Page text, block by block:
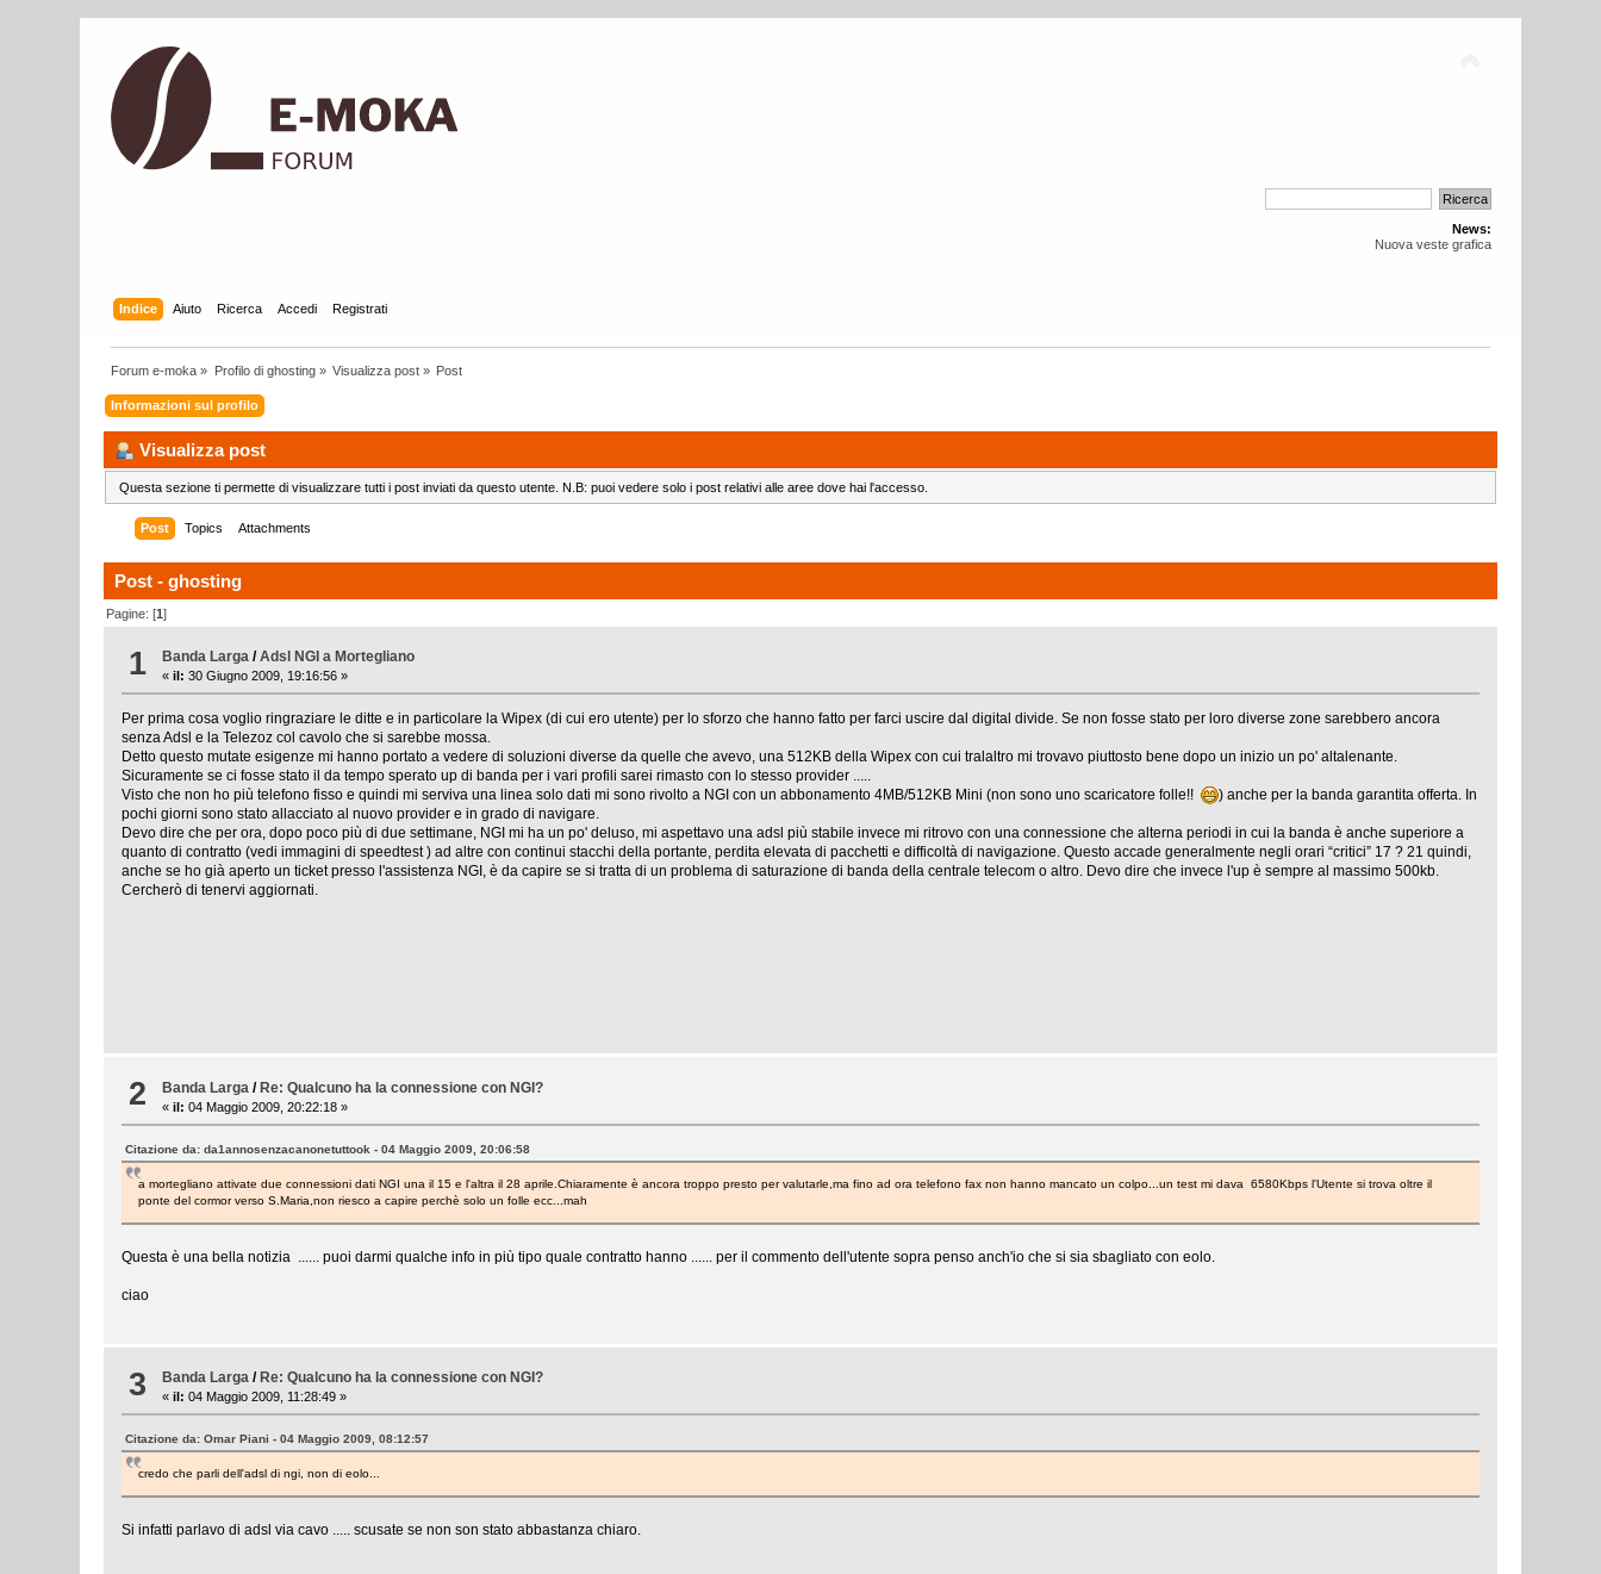
News:
Nuova veste grafica
Indice Aiuto Ricerca Accedi Registrati
Forum e-moka » Profilo di ghosting» Visualizza post » Post
Informazioni sul profilo
Visualizza post
Questa sezione ti permette di visualizzare tutti i post inviati da questo utente. N.B: puoi vedere solo i post relativi alle aree dove hai l'accesso.
Post Topics Attachments
Post - ghosting
Pagine: [1]
1 Banda Larga /Adsl NGI a Mortegliano
«il: 30 Giugno 2009, 19:16:56 »
Per prima cosa voglio ringraziare le ditte e in particolare la Wipex (di cui ero utente) per lo sforzo che hanno fatto per farci uscire dal digital divide. Se non fosse stato per loro diverse zone sarebbero ancora
senza Adsl e la Telezoz col cavolo che si sarebbe mossa.
Detto questo mutate esigenze mi hanno portato a vedere di soluzioni diverse da quelle che avevo, una 512KB della Wipex con cui tralaltro mi trovavo piuttosto bene dopo un inizio un po' altalenante.
Sicuramente se ci fosse stato il da tempo sperato up di banda per i vari profili sarei rimasto con lo stesso provider .....
Visto che non ho più telefono fisso e quindi mi serviva una linea solo dati mi sono rivolto a NGI con un abbonamento 4MB/512KB Mini (non sono uno scaricatore folle!!
) anche per la banda garantita offerta. In
pochi giorni sono stato allacciato al nuovo provider e in grado di navigare.
Devo dire che per ora, dopo poco più di due settimane, NGI mi ha un po' deluso, mi aspettavo una adsl più stabile invece mi ritrovo con una connessione che alterna periodi in cui la banda è anche superiore a
quanto di contratto (vedi immagini di speedtest ) ad altre con continui stacchi della portante, perdita elevata di pacchetti e difficoltà di navigazione. Questo accade generalmente negli orari “critici” 17 ? 21 quindi,
anche se ho già aperto un ticket presso l'assistenza NGI, è da capire se si tratta di un problema di saturazione di banda della centrale telecom o altro. Devo dire che invece l'up è sempre al massimo 500kb.
Cercherò di tenervi aggiornati.
2 Banda Larga /Re: Qualcuno ha la connessione con NGI?
«il: 04 Maggio 2009, 20:22:18 »
Citazione da: da1annosenzacanonetuttook - 04 Maggio 2009, 20:06:58
a mortegliano attivate due connessioni dati NGI una il 15 e l'altra il 28 aprile.Chiaramente è ancora troppo presto per valutarle,ma fino ad ora telefono fax non hanno mancato un colpo...un test mi dava 6580Kbps l'Utente si trova oltre il
ponte del cormor verso S.Maria,non riesco a capire perchè solo un folle ecc...mah
Questa è una bella notizia ...... puoi darmi qualche info in più tipo quale contratto hanno ...... per il commento dell'utente sopra penso anch'io che si sia sbagliato con eolo.
ciao
3 Banda Larga / Re: Qualcuno ha la connessione con NGI?
«il: 04 Maggio 2009, 11:28:49 »
Citazione da: Omar Piani - 04 Maggio 2009, 08:12:57
credo che parli dell'adsl di ngi, non di eolo...
Si infatti parlavo di adsl via cavo ..... scusate se non son stato abbastanza chiaro.